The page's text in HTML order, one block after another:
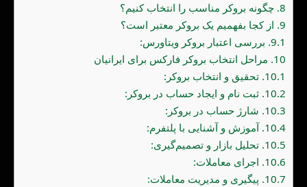
8. چگونه بروکر مناسب را انتخاب کنیم؟
9. از کجا بفهمیم یک بروکر معتبر است؟
9.1. بررسی اعتبار بروکر ویتاورس:
10. مراحل انتخاب بروکر فارکس برای ایرانیان
10.1. تحقیق و انتخاب بروکر:
10.2. ثبت نام و ایجاد حساب در بروکر:
10.3. شارژ حساب در بروکر:
10.4. آموزش و آشنایی با پلتفرم:
10.5. تحلیل بازار و تصمیم‌گیری:
10.6. اجرای معاملات:
10.7. پیگیری و مدیریت معاملات: